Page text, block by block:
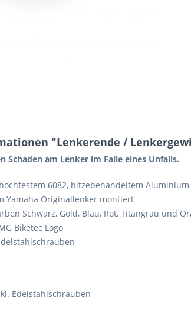
"Lenkerende /
Schaden am Lenker im Falle eines Unfalls.
6082, hitzebehandeltem Aluminium
Yamaha Originallenker montiert
Schwarz, Gold, Blau, Rot, Titangrau und
Biketec Logo
Edelstahlschrauben